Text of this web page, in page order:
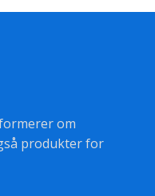
om
produkter for